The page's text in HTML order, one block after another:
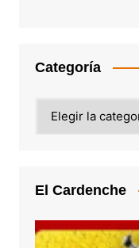
Categoría
El Cardenche